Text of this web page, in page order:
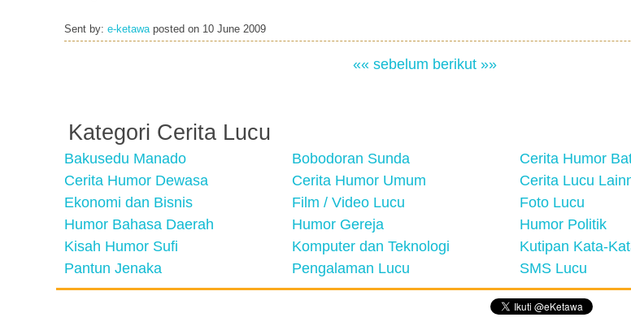
Sent by: e-ketawaposted on 10 June 2009
«« sebelum berikut »»
Kategori Cerita Lucu
Bakusedu Manado Bobodoran Sunda Cerita Humor
Cerita Humor Dewasa
Cerita Humor Umum Cerita Lucu
Ekonomi dan Bisnis
Film / Video Lucu Foto Lucu
Humor Bahasa Daerah
Humor Gereja Humor Politik
Kisah Humor Sufi
Komputer dan Teknologi Kutipan Kata-
Pantun Jenaka
Pengalaman Lucu SMS Lucu